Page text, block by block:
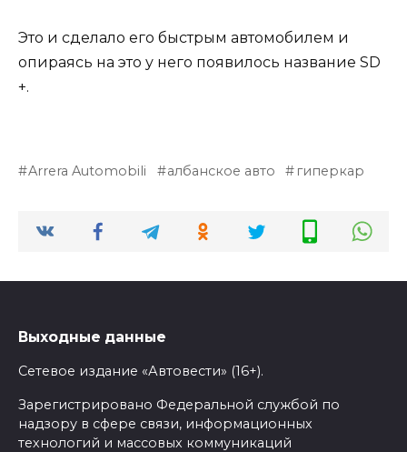
Это и сделало его быстрым автомобилем и
опираясь на это у него появилось название SD
+.
Arrera Automobili албанское авто гиперкар
Выходные данные
Сетевое издание «Автовести» (16+).
Зарегистрировано Федеральной службой по
надзору в сфере связи, информационных
технологий и массовых коммуникаций